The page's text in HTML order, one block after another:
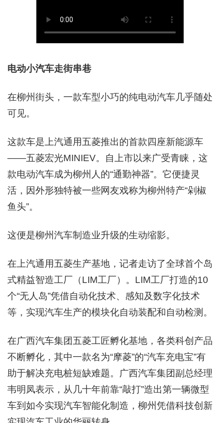
电动小汽车走街串巷
在柳州街头，一款车型小巧的纯电动汽车几乎随处
可见。
这款车是上汽通用五菱推出的首款四座新能源车
——五菱宏光MINIEV。自上市以来广受青睐，这
款电动汽车成为柳州人的“通勤神器”。它便捷灵
活，因外形独特被一些网友戏称为柳州特产“剁椒
鱼头”。
这便是柳州汽车制造业升级的生动缩影。
在上汽通用五菱生产基地，记者走访了全球首个岛
式精益智造工厂（LIM工厂）。LIM工厂打造的10
个“无人岛”凭借自动化技术、感知及数字化技术
等，实现汽车生产的模块化自动装配和自动检测。
在广西汽车集团五菱工匠孵化基地，各类科创产品
不断孵化，其中一款名为“摩菱”的“汽车充电宝”有
助于解决充电桩短缺难题。广西汽车集团副总经理
韦明凤表示，从几十年前靠“敲打”造出第一辆微型
车到如今实现汽车智能化制造，柳州凭借科技创新